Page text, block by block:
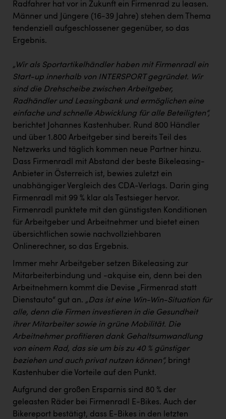
Radfahrer hat vor in Zukunft ein Firmenrad zu leasen.
Männer und Jüngere (16-39 Jahre) stehen dem Thema
tendenziell aufgeschlossener gegenüber, so das
Ergebnis.
„Wir als Sportartikelhändler haben mit Firmenradl ein
Start-up innerhalb von INTERSPORT gegründet. Wir
sind die Drehscheibe zwischen Arbeitgeber,
Radhändler und Leasingbank und ermöglichen eine
einfache und schnelle Abwicklung für alle Beteiligten“,
berichtet Johannes Kastenhuber. Rund 800 Händler
und über 1.800 Arbeitgeber sind bereits Teil des
Netzwerks und täglich kommen neue Partner hinzu.
Dass Firmenradl mit Abstand der beste Bikeleasing-
Anbieter in Österreich ist, bewies zuletzt ein
unabhängiger Vergleich des CDA-Verlags. Darin ging
Firmenradl mit 99 % klar als Testsieger hervor.
Firmenradl punktete mit den günstigsten Konditionen
für Arbeitgeber und Arbeitnehmer und bietet einen
übersichtlichen sowie nachvollziehbaren
Onlinerechner, so das Ergebnis.
Immer mehr Arbeitgeber setzen Bikeleasing zur
Mitarbeiterbindung und -akquise ein, denn bei den
Arbeitnehmern kommt die Devise „Firmenrad statt
Dienstauto“ gut an. „Das ist eine Win-Win-Situation für
alle, denn die Firmen investieren in die Gesundheit
ihrer Mitarbeiter sowie in grüne Mobilität. Die
Arbeitnehmer profitieren dank Gehaltsumwandlung
von einem Rad, das sie um bis zu 40 % günstiger
beziehen und auch privat nutzen können“, bringt
Kastenhuber die Vorteile auf den Punkt.
Aufgrund der großen Ersparnis sind 80 % der
geleasten Räder bei Firmenradl E-Bikes. Auch der
Bikereport bestätigt, dass E-Bikes in den letzten